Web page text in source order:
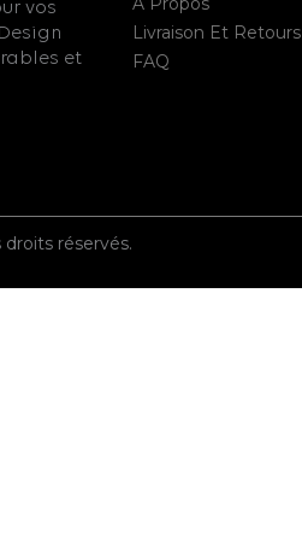
vos
et
Livraison Et Retours
FAQ
réservés.